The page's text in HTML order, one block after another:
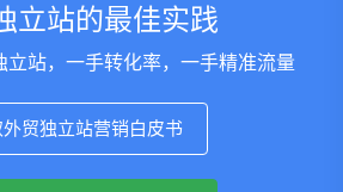
立站的最佳实践
立站，一手转化率，一手精准流量
外贸独立站营销白皮书